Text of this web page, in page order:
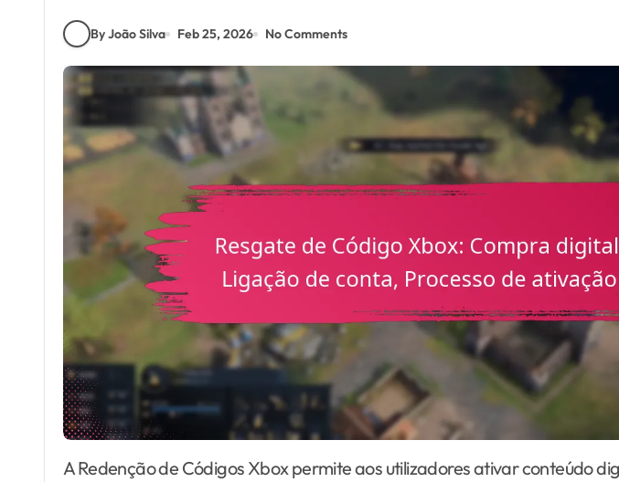
By João Silva Feb 25, 2026 No Comments
A Redenção de Códigos Xbox permite aos utilizadores ativar conteúdo digital como jogos e